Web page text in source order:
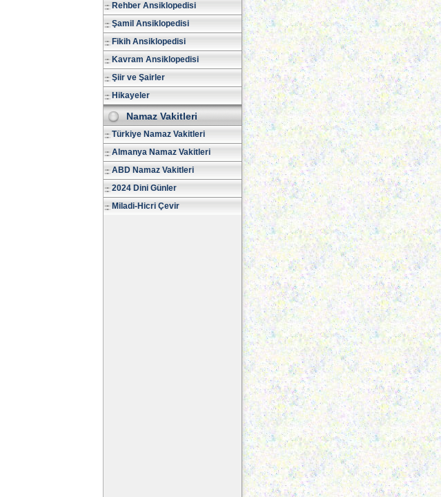
Rehber Ansiklopedisi
Şamil Ansiklopedisi
Fikih Ansiklopedisi
Kavram Ansiklopedisi
Şiir ve Şairler
Hikayeler
Namaz Vakitleri
Türkiye Namaz Vakitleri
Almanya Namaz Vakitleri
ABD Namaz Vakitleri
2024 Dini Günler
Miladi-Hicri Çevir